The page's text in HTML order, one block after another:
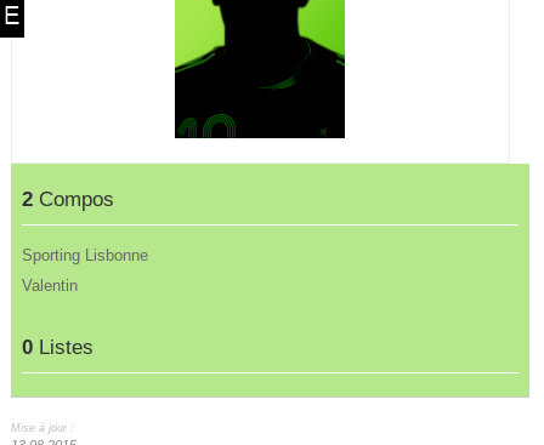
2 Compos
Sporting Lisbonne
Valentin
0 Listes
Mise à jour :